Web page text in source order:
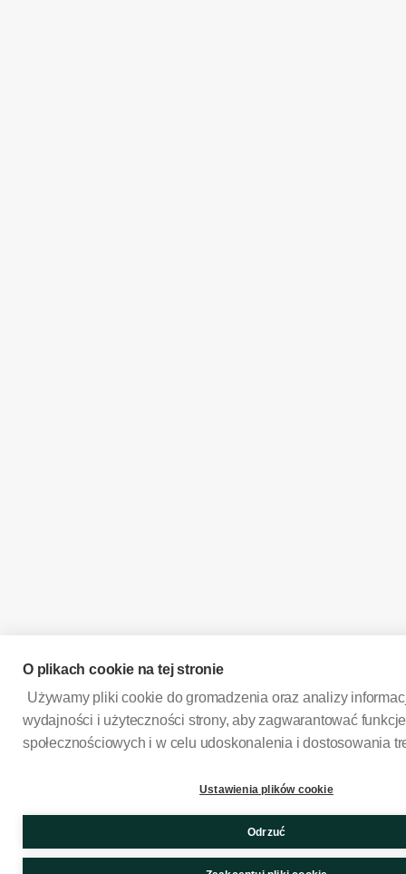
O plikach cookie na tej stronie
Używamy pliki cookie do gromadzenia oraz analizy
wydajności i użyteczności strony, aby zagwarantować
społecznościowych i w celu udoskonalenia i dostosowania
Ustawienia plików cookie
Odrzuć